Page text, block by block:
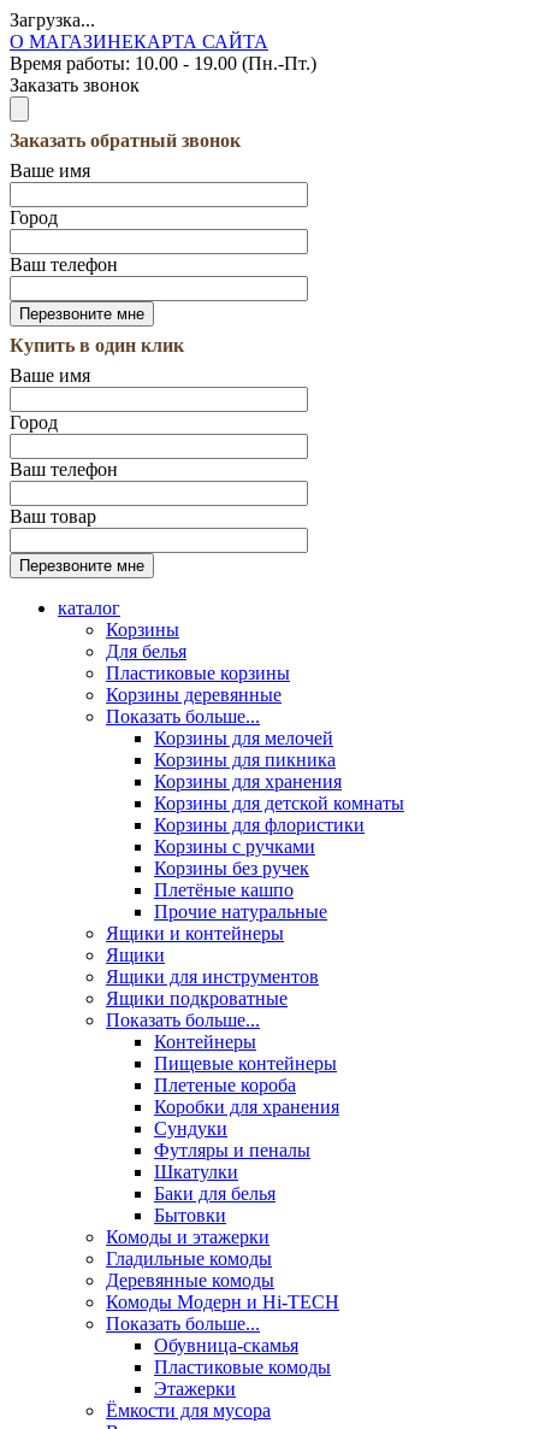
Загрузка...
О МАГАЗИНЕКАРТА САЙТА
Время работы: 10.00 - 19.00 (Пн.-Пт.)
Заказать звонок
Заказать обратный звонок
Ваше имя
Город
Ваш телефон
Купить в один клик
Ваше имя
Город
Ваш телефон
Ваш товар
каталог
Корзины
Для белья
Пластиковые корзины
Корзины деревянные
Показать больше...
Корзины для мелочей
Корзины для пикника
Корзины для хранения
Корзины для детской комнаты
Корзины для флористики
Корзины с ручками
Корзины без ручек
Плетёные кашпо
Прочие натуральные
Ящики и контейнеры
Ящики
Ящики для инструментов
Ящики подкроватные
Показать больше...
Контейнеры
Пищевые контейнеры
Плетеные короба
Коробки для хранения
Сундуки
Футляры и пеналы
Шкатулки
Баки для белья
Бытовки
Комоды и этажерки
Гладильные комоды
Деревянные комоды
Комоды Модерн и Hi-TECH
Показать больше...
Обувница-скамья
Пластиковые комоды
Этажерки
Ёмкости для мусора